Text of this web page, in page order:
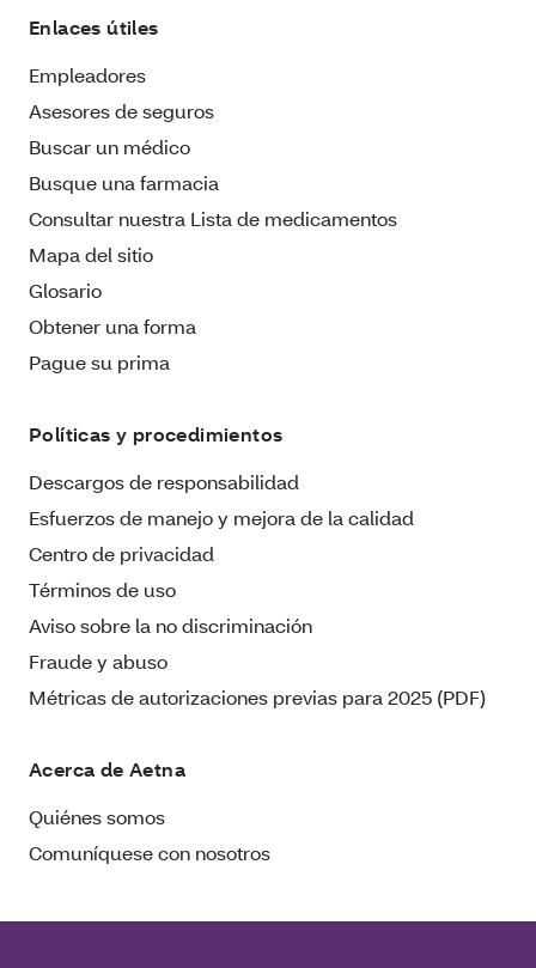
Enlaces útiles
Empleadores
Asesores de seguros
Buscar un médico
Busque una farmacia
Consultar nuestra Lista de medicamentos
Mapa del sitio
Glosario
Obtener una forma
Pague su prima
Políticas y procedimientos
Descargos de responsabilidad
Esfuerzos de manejo y mejora de la calidad
Centro de privacidad
Términos de uso
Aviso sobre la no discriminación
Fraude y abuso
Métricas de autorizaciones previas para 2025 (PDF)
Acerca de Aetna
Quiénes somos
Comuníquese con nosotros